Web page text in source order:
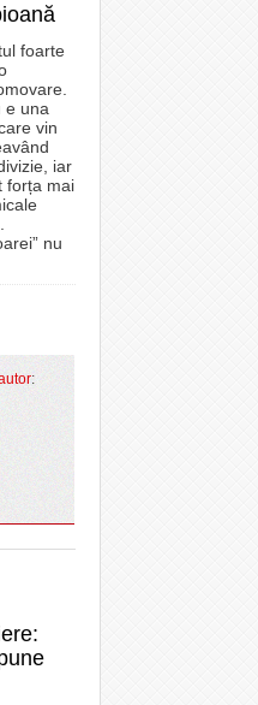
foarte
e una
vin
iar
forța mai
nu
: